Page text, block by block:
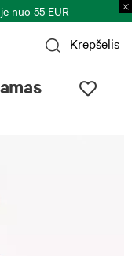
nuo 55 EUR
Krepšelis